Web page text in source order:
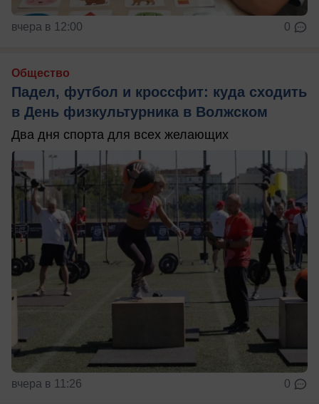
вчера в 12:00 0
Общество
Падел, футбол и кроссфит: куда сходить
в День физкультурника в Волжском
Два дня спорта для всех желающих
вчера в 11:26 0